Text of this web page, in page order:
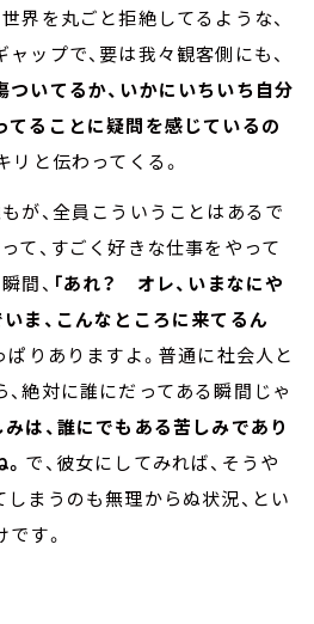
界を丸ごと拒絶してるような、
ップで、要は我々観客側にも、
いてるか、いかにいちいち自分
てることに疑問を感じているの
リと伝わってくる。
が、全員こういうことはあるで
て、すごく好きな仕事をやって
間、 「あれ？ オレ、いまなにや
ま、こんなところに来てるん
ぱりありますよ。普通に社会人と
絶対に誰にだってある瞬間じゃ
は、誰にでもある苦しみであり
で、彼女にしてみれば、そうや
まうのも無理からぬ状況、とい
す。